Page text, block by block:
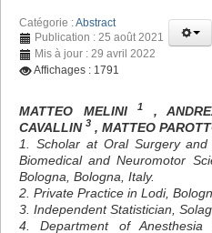
Catégorie :Abstract
Publication : 25 août 2021
Mis à jour : 29 avril 2022
Affichages : 1791
MATTEO MELINI 1 ,
CAVALLIN 3 , MATTEO
1. Scholar at Oral Surgery
Biomedical and Neuromotor
Bologna, Bologna, Italy.
2. Private Practice in Lodi,
3. Independent Statistician,
4. Department of